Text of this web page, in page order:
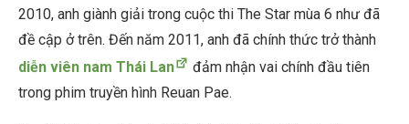
2010, anh giành giải trong cuộc thi The Star mùa 6 như đã
đề cập ở trên. Đến năm 2011, anh đã chính thức trở thành
diễn viên nam Thái Lan
đảm nhận vai chính đầu tiên
trong phim truyền hình Reuan Pae.